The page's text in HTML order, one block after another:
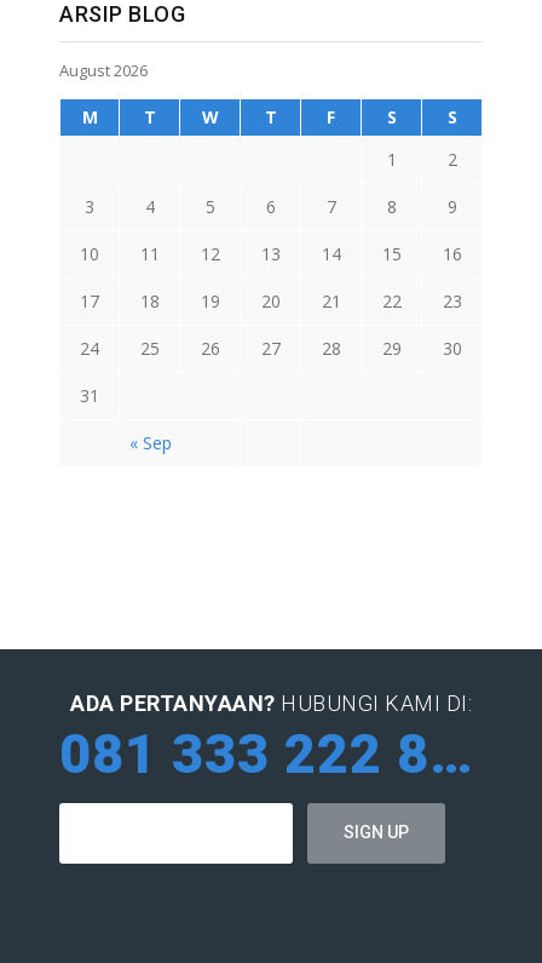
ARSIP BLOG
August 2026
M T W T F S S
« Sep
1 2
3 4 5 6 7 8 9
10 11 12 13 14 15 16
17 18 19 20 21 22 23
24 25 26 27 28 29 30
31
ADA PERTANYAAN? HUBUNGI KAMI DI:
081 333 222 884